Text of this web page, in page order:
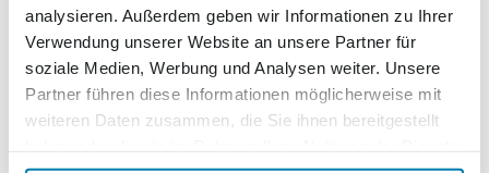
analysieren. Außerdem geben wir Informationen zu Ihrer
Verwendung unserer Website an unsere Partner für
soziale Medien, Werbung und Analysen weiter. Unsere
Partner führen diese Informationen möglicherweise mit
weiteren Daten zusammen, die Sie ihnen bereitgestellt